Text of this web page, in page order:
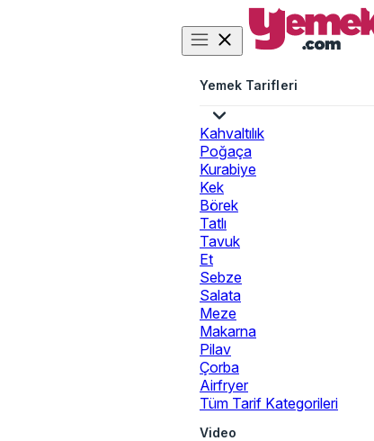
Yemek Tarifleri
Kahvaltılık
Poğaça
Kurabiye
Kek
Börek
Tatlı
Tavuk
Et
Sebze
Salata
Meze
Makarna
Pilav
Çorba
Airfryer
Tüm Tarif Kategorileri
Video